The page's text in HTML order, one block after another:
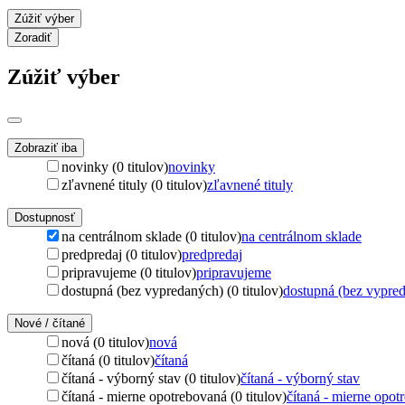
Zúžiť výber
Zoradiť
Zúžiť výber
Zobraziť iba
novinky (0 titulov)novinky
zľavnené tituly (0 titulov)zľavnené tituly
Dostupnosť
na centrálnom sklade (0 titulov)na centrálnom sklade
predpredaj (0 titulov)predpredaj
pripravujeme (0 titulov)pripravujeme
dostupná (bez vypredaných) (0 titulov)dostupná (bez
Nové / čítané
nová (0 titulov)nová
čítaná (0 titulov)čítaná
čítaná - výborný stav (0 titulov)čítaná - výborný stav
čítaná - mierne opotrebovaná (0 titulov)čítaná - mierne